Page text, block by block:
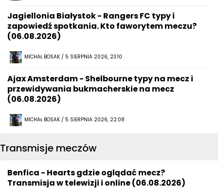
Jagiellonia Białystok - Rangers FC typy i
zapowiedź spotkania. Kto faworytem meczu?
(06.08.2026)
MICHAŁ BOSAK / 5 SIERPNIA 2026, 23:10
Ajax Amsterdam - Shelbourne typy na mecz i
przewidywania bukmacherskie na mecz
(06.08.2026)
MICHAŁ BOSAK / 5 SIERPNIA 2026, 22:08
Transmisje meczów
Benfica - Hearts gdzie oglądać mecz?
Transmisja w telewizji i online (06.08.2026)